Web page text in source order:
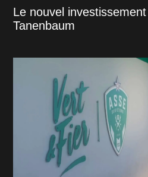
Le nouvel
Tanenbaum